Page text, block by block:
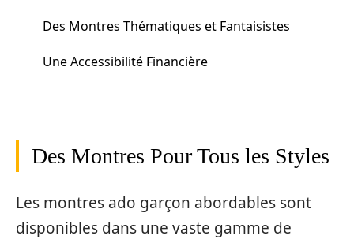
Des Montres Thématiques et Fantaisistes
Une Accessibilité Financière
Des Montres Pour Tous les Styles
Les montres ado garçon abordables sont
disponibles dans une vaste gamme de